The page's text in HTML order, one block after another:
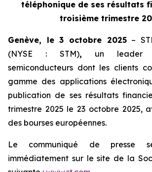
téléphonique de ses résultats
troisième trimestre
Genève, le 3 octobre 2025–
(NYSE : STM), un leader
semiconducteurs dont les clients
gamme des applications
publication de ses résultats
trimestre 2025 le 23 octobre 2025,
des bourses européennes.
Le communiqué de presse
immédiatement sur le site de la